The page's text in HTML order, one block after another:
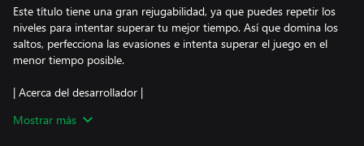
Este título tiene una gran rejugabilidad, ya que puedes repetir los
niveles para intentar superar tu mejor tiempo. Así que domina los
saltos, perfecciona las evasiones e intenta superar el juego en el
menor tiempo posible.
| Acerca del desarrollador |
Me llamo Josep Monzonís Hernández y soy desarrollador de
Mostrar más